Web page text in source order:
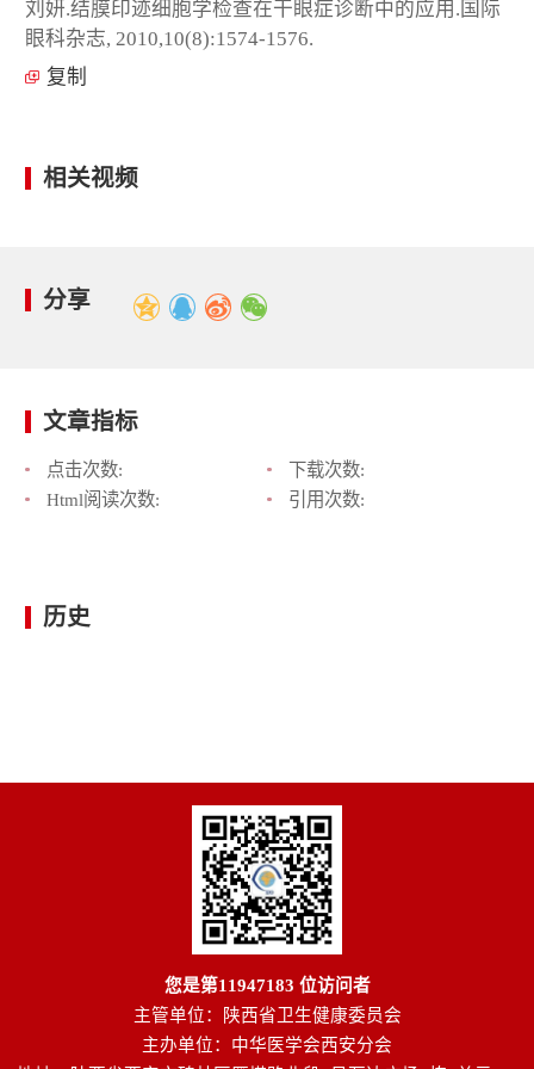
刘妍.结膜印迹细胞学检查在干眼症诊断中的应用.国际
眼科杂志, 2010,10(8):1574-1576.
复制
相关视频
分享
文章指标
点击次数:
下载次数:
Html阅读次数:
引用次数:
历史
您是第11947183 位访问者
主管单位：陕西省卫生健康委员会
主办单位：中华医学会西安分会